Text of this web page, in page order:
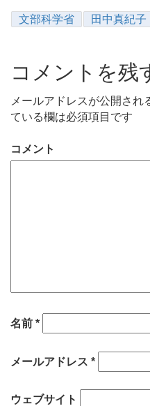
文部科学省 田中真紀子
コメントを残
メールアドレスが公開され
ている欄は必須項目です
コメント
名前 *
メールアドレス *
ウェブサイト